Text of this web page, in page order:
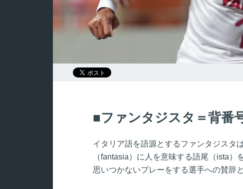
ファンタジスタ＝背番
イタリア語を語源とするファンタジスタ
（fantasia）に人を意味する語尾（ista
思いつかないプレーをする選手への賛辞